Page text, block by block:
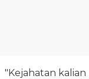
"Kejahatan